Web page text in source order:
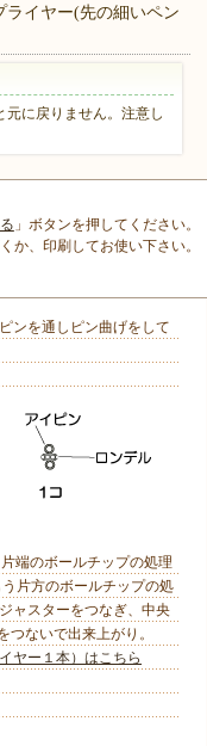
ライヤー(先の細いペン
に戻りません。注意し
」ボタンを押してください。
か、印刷してお使い下さい。
ンを通しピン曲げをして
端のボールチップの処理
片方のボールチップの処
ャスターをつなぎ、中央
ないで出来上がり。
ヤー１本）はこちら